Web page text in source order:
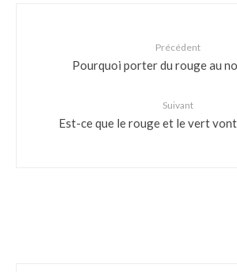
Précédent
Pourquoi porter du rouge au
Suivant
Est-ce que le rouge et le vert vont